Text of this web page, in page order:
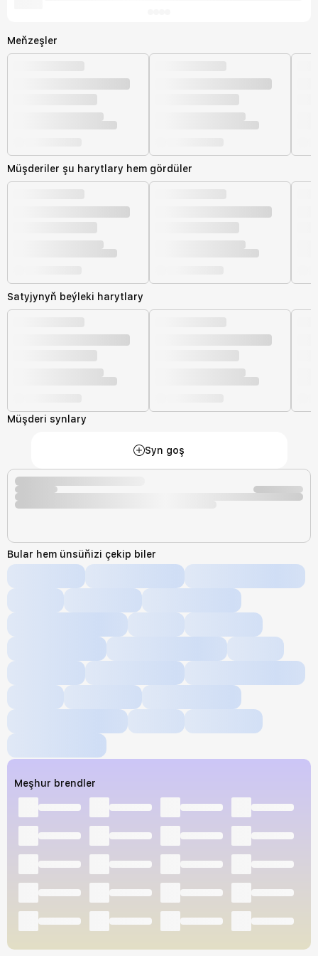
Meňzeşler
Müşderiler şu harytlary hem gördüler
Satyjynyň beýleki harytlary
Bular hem ünsüňizi çekip biler
Meşhur brendler
Müşderi synlary
Syn goş